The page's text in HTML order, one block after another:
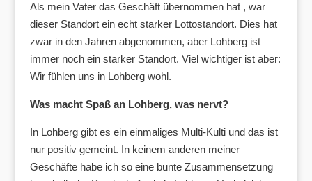
Als mein Vater das Geschäft übernommen hat , war
dieser Standort ein echt starker Lottostandort. Dies hat
zwar in den Jahren abgenommen, aber Lohberg ist
immer noch ein starker Standort. Viel wichtiger ist aber:
Wir fühlen uns in Lohberg wohl.
Was macht Spaß an Lohberg, was nervt?
In Lohberg gibt es ein einmaliges Multi-Kulti und das ist
nur positiv gemeint. In keinem anderen meiner
Geschäfte habe ich so eine bunte Zusammensetzung